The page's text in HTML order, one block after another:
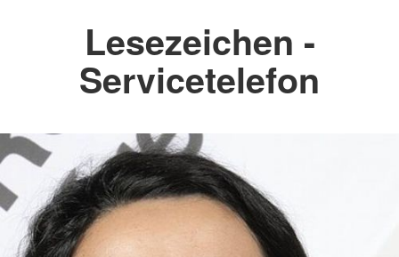
Lesezeichen -
Servicetelefon